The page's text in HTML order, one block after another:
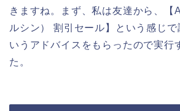
きますね。まず、私は友達から、【
ルシン） 割引セール】という感じで
いうアドバイスをもらったので実行
た。